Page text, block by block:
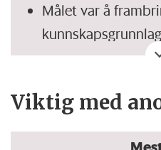
Målet var å
offentliges arbeid
informere, veilede
Vi intervjuet over
Viktig med